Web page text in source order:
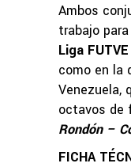
Ambos
trabajo
Liga
como en la
Venezuela,
octavos de
Rondón –
FICHA